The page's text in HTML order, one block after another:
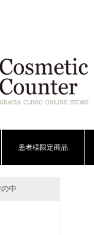
患者様限定商品
中